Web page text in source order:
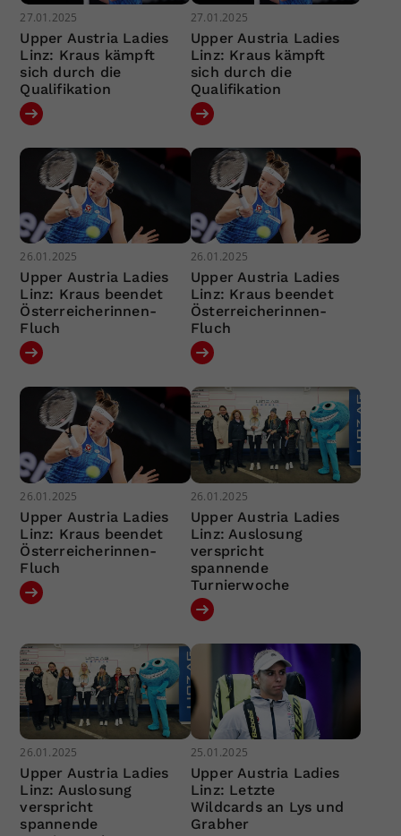
27.01.2025
Upper Austria Ladies
Linz: Kraus kämpft
sich durch die
Qualifikation
27.01.2025
Upper Austria Ladies
Linz: Kraus kämpft
sich durch die
Qualifikation
26.01.2025
Upper Austria Ladies
Linz: Kraus beendet
Österreicherinnen-
Fluch
26.01.2025
Upper Austria Ladies
Linz: Kraus beendet
Österreicherinnen-
Fluch
26.01.2025
Upper Austria Ladies
Linz: Kraus beendet
Österreicherinnen-
Fluch
26.01.2025
Upper Austria Ladies
Linz: Auslosung
verspricht
spannende
Turnierwoche
26.01.2025
Upper Austria Ladies
Linz: Auslosung
verspricht
spannende
25.01.2025
Upper Austria Ladies
Linz: Letzte
Wildcards an Lys und
Grabher